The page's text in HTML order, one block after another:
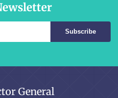
Subscribe
General